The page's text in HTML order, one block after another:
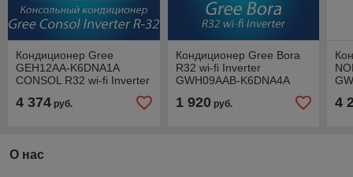
Кондиционер Gree
GEH12AA-K6DNA1A
CONSOL R32 wi-fi Inverter
4 374 руб.
Кондиционер Gree Bora
R32 wi-fi Inverter
GWH09AAB-K6DNA4A
1 920руб. 4
О нас